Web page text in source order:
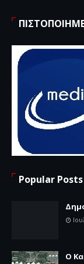
Popular Posts
Ο